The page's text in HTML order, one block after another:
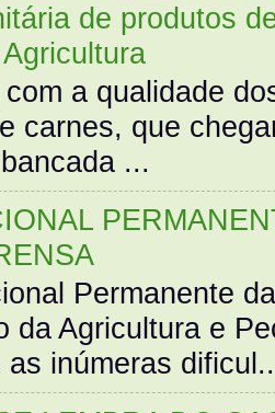
de produtos
a qualidade
carnes, que
...
Permanente
da Agricultura e
as inúmeras